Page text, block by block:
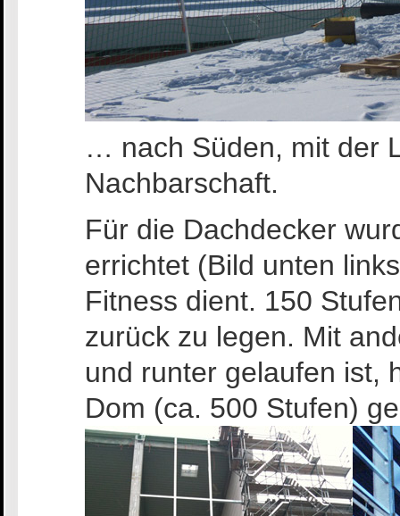
… nach Süden, mit der
Nachbarschaft.
Für die Dachdecker
errichtet (Bild unten
Fitness dient. 150
zurück zu legen. Mit
und runter gelaufen ist,
Dom (ca. 500 Stufen)